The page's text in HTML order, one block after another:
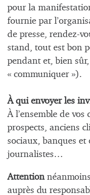
pour la
fournie par
de presse, rendez-
stand, tout est bon
pendant et, bien
« communiquer »).
À qui envoyer les
À l’ensemble de
prospects, anciens
sociaux, banques et
journalistes…
Attention
auprès du